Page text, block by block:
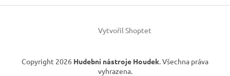
s
í
Vytvořil Shoptet
Copyright 2026 Hudební nástroje Houdek. Všechna práva
vyhrazena.